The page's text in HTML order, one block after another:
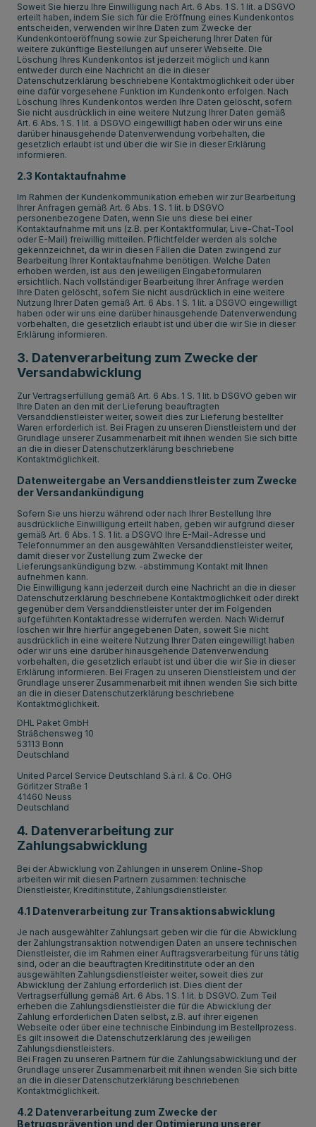
Soweit Sie hierzu Ihre Einwilligung nach Art. 6 Abs. 1 S. 1 lit. a DSGVO
erteilt haben, indem Sie sich für die Eröffnung eines Kundenkontos
entscheiden, verwenden wir Ihre Daten zum Zwecke der
Kundenkontoeröffnung sowie zur Speicherung Ihrer Daten für
weitere zukünftige Bestellungen auf unserer Webseite. Die
Löschung Ihres Kundenkontos ist jederzeit möglich und kann
entweder durch eine Nachricht an die in dieser
Datenschutzerklärung beschriebene Kontaktmöglichkeit oder über
eine dafür vorgesehene Funktion im Kundenkonto erfolgen. Nach
Löschung Ihres Kundenkontos werden Ihre Daten gelöscht, sofern
Sie nicht ausdrücklich in eine weitere Nutzung Ihrer Daten gemäß
Art. 6 Abs. 1 S. 1 lit. a DSGVO eingewilligt haben oder wir uns eine
darüber hinausgehende Datenverwendung vorbehalten, die
gesetzlich erlaubt ist und über die wir Sie in dieser Erklärung
informieren.
2.3 Kontaktaufnahme
Im Rahmen der Kundenkommunikation erheben wir zur Bearbeitung
Ihrer Anfragen gemäß Art. 6 Abs. 1 S. 1 lit. b DSGVO
personenbezogene Daten, wenn Sie uns diese bei einer
Kontaktaufnahme mit uns (z.B. per Kontaktformular, Live-Chat-Tool
oder E-Mail) freiwillig mitteilen. Pflichtfelder werden als solche
gekennzeichnet, da wir in diesen Fällen die Daten zwingend zur
Bearbeitung Ihrer Kontaktaufnahme benötigen. Welche Daten
erhoben werden, ist aus den jeweiligen Eingabeformularen
ersichtlich. Nach vollständiger Bearbeitung Ihrer Anfrage werden
Ihre Daten gelöscht, sofern Sie nicht ausdrücklich in eine weitere
Nutzung Ihrer Daten gemäß Art. 6 Abs. 1 S. 1 lit. a DSGVO eingewilligt
haben oder wir uns eine darüber hinausgehende Datenverwendung
vorbehalten, die gesetzlich erlaubt ist und über die wir Sie in dieser
Erklärung informieren.
3. Datenverarbeitung zum Zwecke der
Versandabwicklung
Zur Vertragserfüllung gemäß Art. 6 Abs. 1 S. 1 lit. b DSGVO geben wir
Ihre Daten an den mit der Lieferung beauftragten
Versanddienstleister weiter, soweit dies zur Lieferung bestellter
Waren erforderlich ist. Bei Fragen zu unseren Dienstleistern und der
Grundlage unserer Zusammenarbeit mit ihnen wenden Sie sich bitte
an die in dieser Datenschutzerklärung beschriebene
Kontaktmöglichkeit.
Datenweitergabe an Versanddienstleister zum Zwecke
der Versandankündigung
Sofern Sie uns hierzu während oder nach Ihrer Bestellung Ihre
ausdrückliche Einwilligung erteilt haben, geben wir aufgrund dieser
gemäß Art. 6 Abs. 1 S. 1 lit. a DSGVO Ihre E-Mail-Adresse und
Telefonnummer an den ausgewählten Versanddienstleister weiter,
damit dieser vor Zustellung zum Zwecke der
Lieferungsankündigung bzw. -abstimmung Kontakt mit Ihnen
aufnehmen kann.
Die Einwilligung kann jederzeit durch eine Nachricht an die in dieser
Datenschutzerklärung beschriebene Kontaktmöglichkeit oder direkt
gegenüber dem Versanddienstleister unter der im Folgenden
aufgeführten Kontaktadresse widerrufen werden. Nach Widerruf
löschen wir Ihre hierfür angegebenen Daten, soweit Sie nicht
ausdrücklich in eine weitere Nutzung Ihrer Daten eingewilligt haben
oder wir uns eine darüber hinausgehende Datenverwendung
vorbehalten, die gesetzlich erlaubt ist und über die wir Sie in dieser
Erklärung informieren. Bei Fragen zu unseren Dienstleistern und der
Grundlage unserer Zusammenarbeit mit ihnen wenden Sie sich bitte
an die in dieser Datenschutzerklärung beschriebene
Kontaktmöglichkeit.
DHL Paket GmbH
Sträßchensweg 10
53113 Bonn
Deutschland
United Parcel Service Deutschland S.à r.l. & Co. OHG
Görlitzer Straße 1
41460 Neuss
Deutschland
4. Datenverarbeitung zur
Zahlungsabwicklung
Bei der Abwicklung von Zahlungen in unserem Online-Shop
arbeiten wir mit diesen Partnern zusammen: technische
Dienstleister, Kreditinstitute, Zahlungsdienstleister.
4.1 Datenverarbeitung zur Transaktionsabwicklung
Je nach ausgewählter Zahlungsart geben wir die für die Abwicklung
der Zahlungstransaktion notwendigen Daten an unsere technischen
Dienstleister, die im Rahmen einer Auftragsverarbeitung für uns tätig
sind, oder an die beauftragten Kreditinstitute oder an den
ausgewählten Zahlungsdienstleister weiter, soweit dies zur
Abwicklung der Zahlung erforderlich ist. Dies dient der
Vertragserfüllung gemäß Art. 6 Abs. 1 S. 1 lit. b DSGVO. Zum Teil
erheben die Zahlungsdienstleister die für die Abwicklung der
Zahlung erforderlichen Daten selbst, z.B. auf ihrer eigenen
Webseite oder über eine technische Einbindung im Bestellprozess.
Es gilt insoweit die Datenschutzerklärung des jeweiligen
Zahlungsdienstleisters.
Bei Fragen zu unseren Partnern für die Zahlungsabwicklung und der
Grundlage unserer Zusammenarbeit mit ihnen wenden Sie sich bitte
an die in dieser Datenschutzerklärung beschriebenen
Kontaktmöglichkeit.
4.2 Datenverarbeitung zum Zwecke der
Betrugsprävention und der Optimierung unserer